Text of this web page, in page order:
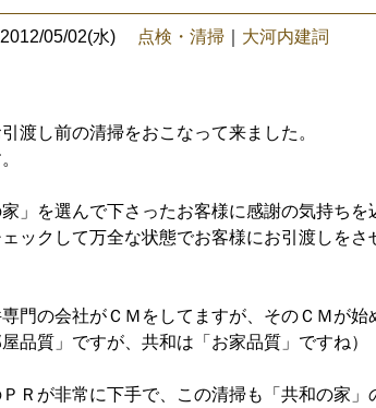
05/02(水) 点検・清掃 大河内建詞
渡し前の清掃をおこなって来ました。
」を選んで下さったお客様に感謝の気持ちを
ックして万全な状態でお客様にお引渡しをさ
門の会社がＣＭをしてますが、そのＣＭが始
品質」ですが、共和は「お家品質」ですね）
Ｒが非常に下手で、この清掃も「共和の家